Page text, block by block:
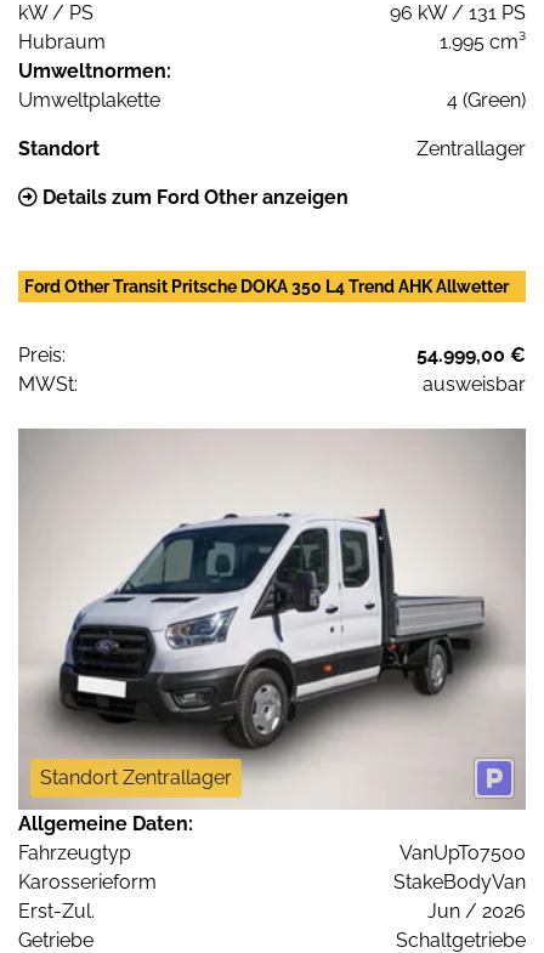
kW / PS
96 kW / 131 PS
Hubraum
1.995 cm³
Umweltnormen:
Umweltplakette
4 (Green)
Standort Zentrallager
Details zum Ford Other anzeigen
Ford Other Transit Pritsche DOKA 350 L4 Trend AHK Allwetter
Preis:
54.999,00 €
MWSt:
ausweisbar
Standort Zentrallager
Allgemeine Daten:
Fahrzeugtyp
VanUpTo7500
Karosserieform
StakeBodyVan
Erst-Zul.
Jun / 2026
Getriebe
Schaltgetriebe